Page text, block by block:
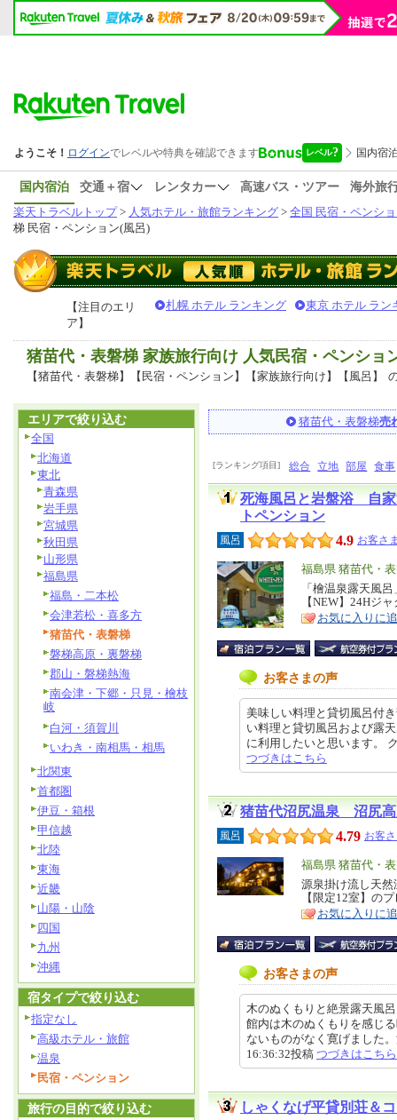
国内宿泊 交通＋宿 レンタカー 高速バス・ツアー
海外旅
楽天トラベルトップ> 人気ホテル・旅館ランキング > 全国 民宿・ペンシ
梯 民宿・ペンション(風呂)
【注目のエリ
ア】
札幌 ホテル ランキング 東京 ホテル ラン
猪苗代・表磐梯 家族旅行向け 人気民宿・ペンショ
【猪苗代・表磐梯】【民宿・ペンション】【家族旅行向け】【風呂】
猪苗代・表磐梯売
[ランキング項目] 総合 立地 部屋 食事
死海風呂と岩盤浴 自
トペンション
風呂 4.9 お客さ
エ
リ
ア
福島県 猪苗代・
特
徴
「檜温泉露天風
【NEW】24Hジ
お気に入りに
お客さまの声
美味しい料理と貸切風呂付
い料理と貸切風呂および露
に利用したいと思います。
つづきはこちら
猪苗代沼尻温泉 沼尻高
風呂 4.79 お客
エ
リ
ア
福島県 猪苗代・
特
徴
源泉掛け流し天
【限定12室】の
お気に入りに
お客さまの声
木のぬくもりと絶景露天風
館内は木のぬくもりを感じ
ないものがなく寛げました
16:36:32投稿 つづきはこちら
しゃくなげ平貸別荘＆
エリアで絞り込む
全国
北海道
東北
青森県
岩手県
宮城県
秋田県
山形県
福島県
福島・二本松
会津若松・喜多方
猪苗代・表磐梯
磐梯高原・裏磐梯
郡山・磐梯熱海
南会津・下郷・只見・檜枝
岐
白河・須賀川
いわき・南相馬・相馬
北関東
首都圏
伊豆・箱根
甲信越
北陸
東海
近畿
山陽・山陰
四国
九州
沖縄
宿タイプで絞り込む
指定なし
高級ホテル・旅館
温泉
民宿・ペンション
旅行の目的で絞り込む